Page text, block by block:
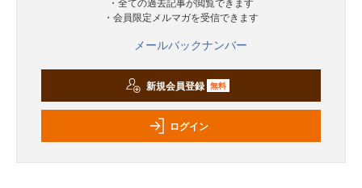
・会員限定メルマガを受信できます
メールバックナンバー
新規会員登録 無料
ログイン